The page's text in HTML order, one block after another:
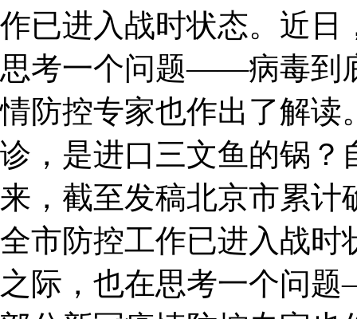
作已进入战时状态。近日
思考一个问题——病毒到
情防控专家也作出了解读
诊，是进口三文鱼的锅？
来，截至发稿北京市累计
全市防控工作已进入战时
之际，也在思考一个问